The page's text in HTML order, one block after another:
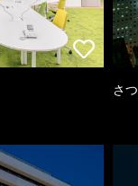
さ